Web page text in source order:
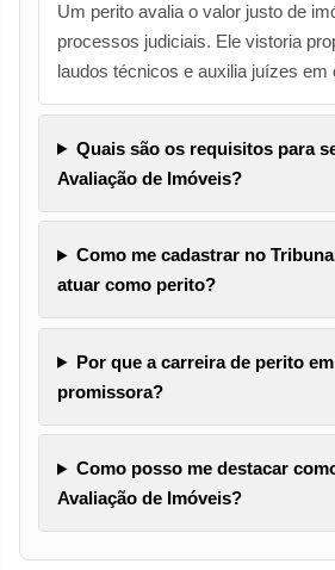
Um perito avalia o valor justo de
processos judiciais. Ele vistoria
laudos técnicos e auxilia juízes em
Quais são os requisitos para
Avaliação de Imóveis?
Como me cadastrar no
atuar como perito?
Por que a carreira de perito
promissora?
Como posso me destacar
Avaliação de Imóveis?